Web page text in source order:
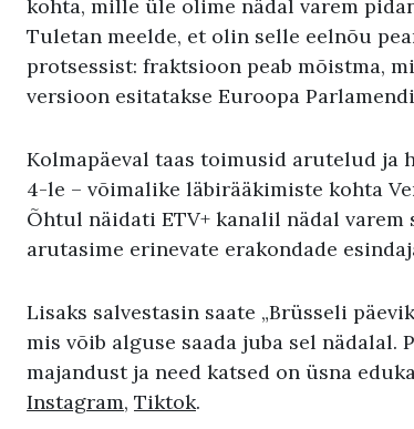
kohta, mille üle olime nädal varem
Tuletan meelde, et olin selle eelnõu
protsessist: fraktsioon peab mõistma,
versioon esitatakse Euroopa
Kolmapäeval taas toimusid arutelud ja
4-le – võimalike läbirääkimiste kohta
Õhtul näidati ETV+ kanalil nädal varem
arutasime erinevate erakondade
Lisaks salvestasin saate „Brüsseli
mis võib alguse saada juba sel
majandust ja need katsed on üsna
Instagram, Tiktok.